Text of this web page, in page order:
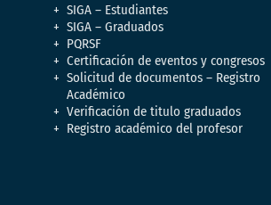
SIGA – Estudiantes
SIGA – Graduados
PQRSF
Certificación de eventos y congresos
Solicitud de documentos – Registro
Académico
Verificación de titulo graduados
Registro académico del profesor